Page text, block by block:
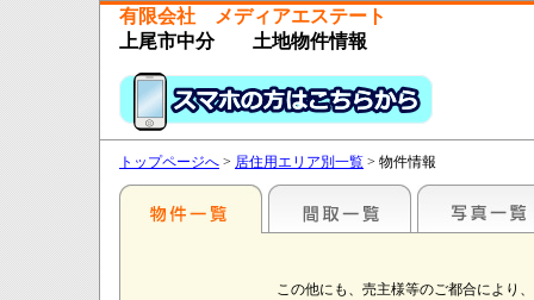
有限会社 メディアエステート
上尾市中分 土地物件情報
トップページへ > 居住用エリア別一覧 > 物件情報
この他にも、売主様等のご都合により